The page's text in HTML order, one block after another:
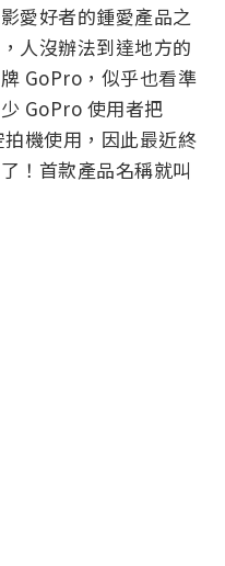
愛好者的鍾愛產品之
人沒辦法到達地方的
GoPro，似乎也看準
GoPro 使用者把
機使用，因此最近終
！首款產品名稱就叫